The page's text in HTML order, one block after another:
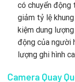
có chuyển động
giảm tỷ lệ
kiệm dung
động của người
lượng ghi hình
Camera Quay